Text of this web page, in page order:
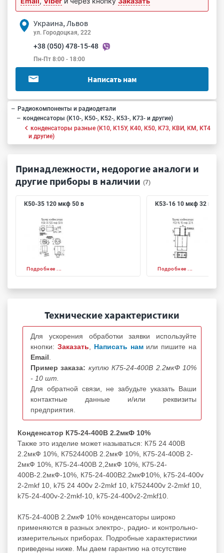
Украина, Львов
ул. Городоцкая, 222
+38 (050) 478-15-48
Пн-Пт 8:00 - 18:00
Написать нам
Радиокомпоненты и радиодетали
конденсаторы (К10-, К50-, К52-, К53-, К73- и другие)
конденсаторы разные (К10, К15У, К40, К50, К73, КВИ, КМ, КТ4
и другие)
Принадлежности, недорогие аналоги и
другие приборы в наличии (7)
К50-35 120 мкф 50 в
Подробнее ...
К53-16 10 мкф 32 в
Подробнее ...
Технические характеристики
Для ускорения обработки заявки используйте
кнопки: Заказать Написать нам или пишите на
Email
Пример заказа: куплю К75-24-400В 2.2мкФ 10%
- 10 шт.
Для обратной связи, не забудьте указать Ваши
контактные данные и/или реквизиты
предприятия.
Конденсатор К75-24-400В 2.2мкФ 10%
Также это изделие может называться: К75 24 400В
2.2мкФ 10%, К7524400В 2.2мкФ 10%, К75-24-400В 2-
2мкФ 10%, К75-24-400В 2,2мкФ 10%, К75-24-
400В-2.2мкФ-10%, К75-24-400В2.2мкФ10%, k75-24-400v
2-2mkf 10, k75 24 400v 2-2mkf 10, k7524400v 2-2mkf 10,
k75-24-400v-2-2mkf-10, k75-24-400v2-2mkf10.
К75-24-400В 2.2мкФ 10% конденсаторы широко
применяются в разных электро-, радио- и контрольно-
измерительных приборах. Подробные характеристики
приведены ниже. Мы даем гарантию на отсутствие